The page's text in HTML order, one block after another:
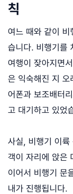
칙
여느 때와 같이
습니다. 비행기를
여행이 잦아지면
은 익숙해진 지 오
어폰과 보조배터
고 대기하고 있었
사실, 비행기 이
객이 자리에 앉은
이어서 비행기 문
내가 진행됩니다.